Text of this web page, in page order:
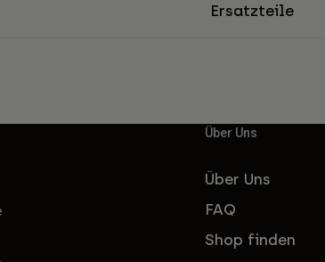
Ersatzteile
Über Uns
Über Uns
FAQ
Shop finden